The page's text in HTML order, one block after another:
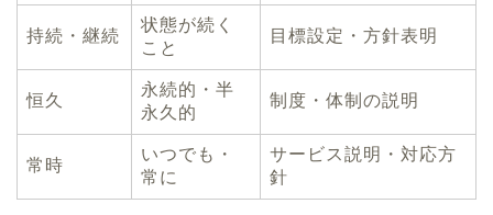
持続・継続
状態が続く
こと
目標設定・方針表明
恒久
永続的・半
永久的
制度・体制の説明
常時
いつでも・
常に
サービス説明・対応方
針